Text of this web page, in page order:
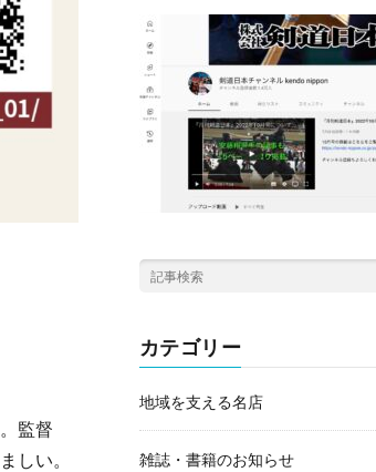
監督
しい。
カテゴリー
地域を支える名店
雑誌・書籍のお知らせ